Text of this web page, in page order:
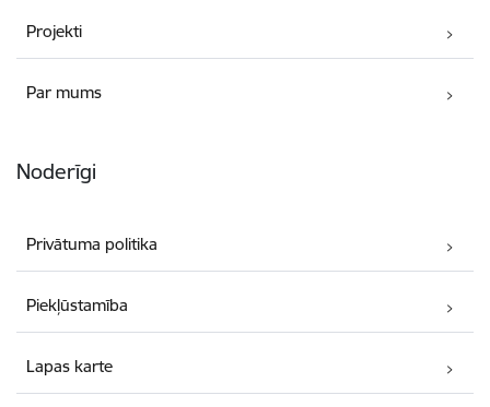
Projekti
Par mums
Noderīgi
Privātuma politika
Piekļūstamība
Lapas karte